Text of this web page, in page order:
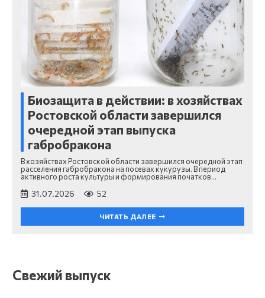
Биозащита в действии: в хозяйствах
Ростовской области завершился
очередной этап выпуска
габробракона
В хозяйствах Ростовской области завершился очередной этап
расселения габробракона на посевах кукурузы. В период
активного роста культуры и формирования початков…
31.07.2026 52
ЧИТАТЬ ДАЛЕЕ
Свежий выпуск